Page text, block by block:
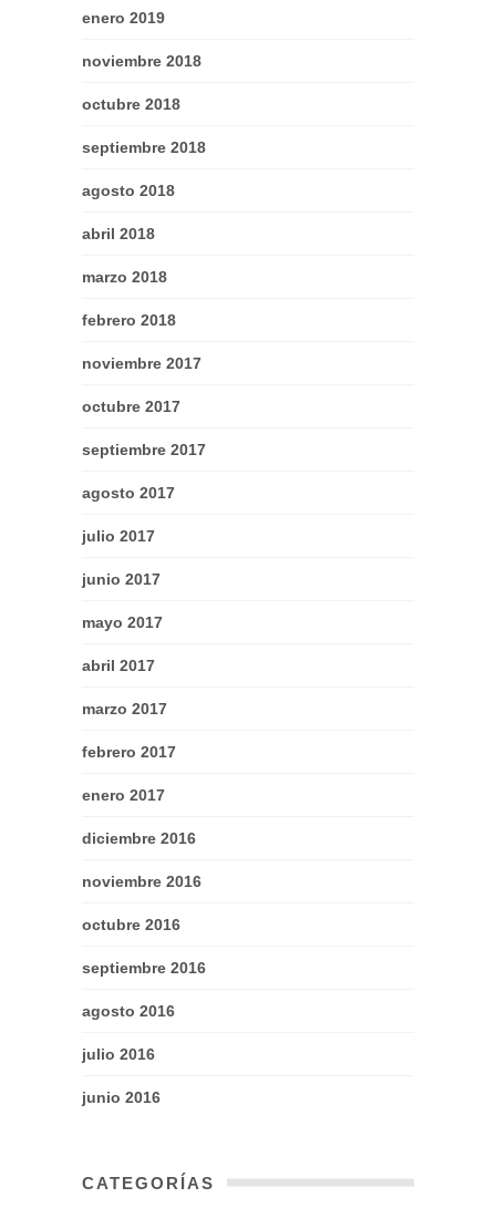
enero 2019
noviembre 2018
octubre 2018
septiembre 2018
agosto 2018
abril 2018
marzo 2018
febrero 2018
noviembre 2017
octubre 2017
septiembre 2017
agosto 2017
julio 2017
junio 2017
mayo 2017
abril 2017
marzo 2017
febrero 2017
enero 2017
diciembre 2016
noviembre 2016
octubre 2016
septiembre 2016
agosto 2016
julio 2016
junio 2016
CATEGORÍAS